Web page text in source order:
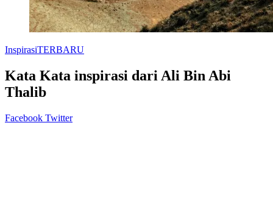
InspirasiTERBARU
Kata Kata inspirasi dari Ali Bin Abi
Thalib
Facebook TwitterLinkedIn
Pinterest
Messenger
Messenger
WhatsApp
Telegram
Line
Share
Print